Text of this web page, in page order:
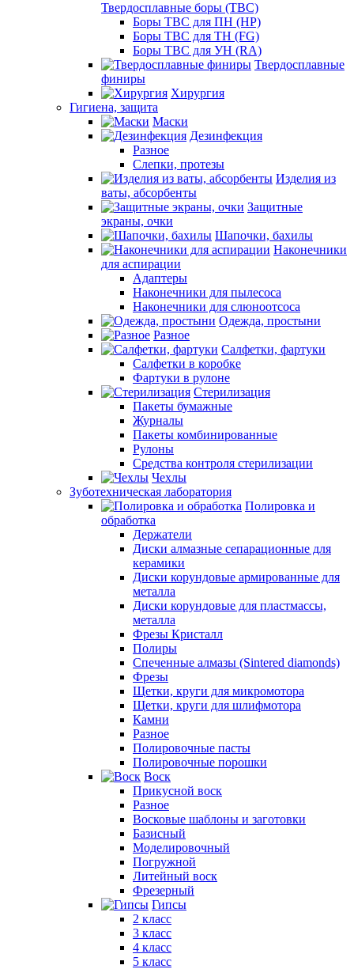
Твердосплавные боры (ТВС)
Боры ТВС для ПН (HP)
Боры ТВС для ТН (FG)
Боры ТВС для УН (RA)
Твердосплавные
финиры
Хирургия
Гигиена, защита
Маски
Дезинфекция
Разное
Слепки, протезы
Изделия из
ваты, абсорбенты
Защитные
экраны, очки
Шапочки, бахилы
Наконечники
для аспирации
Адаптеры
Наконечники для пылесоса
Наконечники для слюноотсоса
Одежда, простыни
Разное
Салфетки, фартуки
Салфетки в коробке
Фартуки в рулоне
Стерилизация
Пакеты бумажные
Журналы
Пакеты комбинированные
Рулоны
Средства контроля стерилизации
Чехлы
Зуботехническая лаборатория
Полировка и
обработка
Держатели
Диски алмазные сепарационные для
керамики
Диски корундовые армированные для
металла
Диски корундовые для пластмассы,
металла
Фрезы Кристалл
Полиры
Спеченные алмазы (Sintered diamonds)
Фрезы
Щетки, круги для микромотора
Щетки, круги для шлифмотора
Камни
Разное
Полировочные пасты
Полировочные порошки
Воск
Прикусной воск
Разное
Восковые шаблоны и заготовки
Базисный
Моделировочный
Погружной
Литейный воск
Фрезерный
Гипсы
2 класс
3 класс
4 класс
5 класс